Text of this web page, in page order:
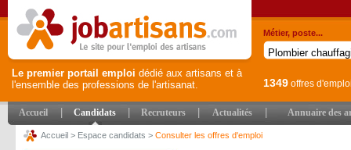
Le premier portail emploi dédié aux artisans et à
l'ensemble des professions de l'artisanat.
Métier, poste...
1349 offres
Accueil Candidats Recruteurs Actualités Annuaire des
Accueil > Espace candidats > Consulter les offres d'emploi